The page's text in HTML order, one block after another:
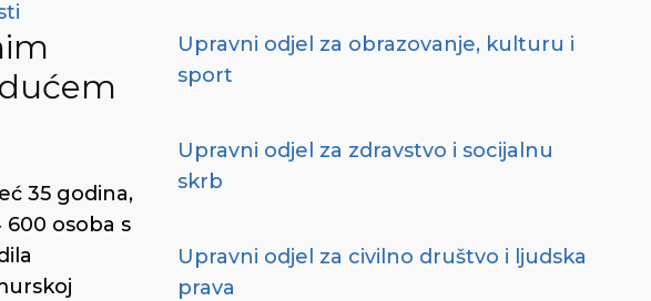
35 godina,
osoba s
Upravni odjel za obrazovanje, kulturu i
sport
Upravni odjel za zdravstvo i socijalnu
skrb
Upravni odjel za civilno društvo i ljudska
prava